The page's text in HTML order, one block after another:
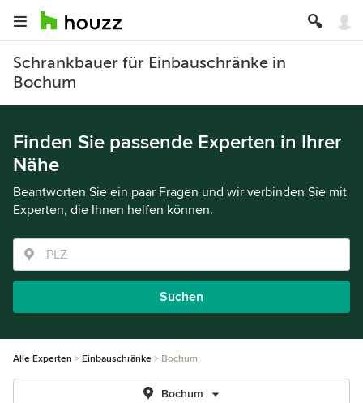
Schrankbauer für Einbauschränke in
Bochum
Finden Sie passende Experten in Ihrer
Nähe
Beantworten Sie ein paar Fragen und wir verbinden Sie mit
Experten, die Ihnen helfen können.
Suchen
Alle Experten Einbauschränke Bochum
Bochum